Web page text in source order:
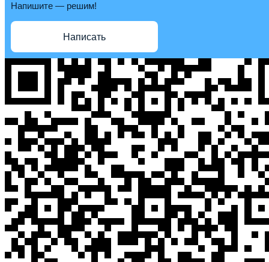
Напишите — решим!
Написать